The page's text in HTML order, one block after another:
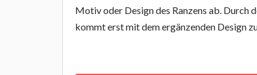
Motiv oder Design des Ranzens ab. Durch
kommt erst mit dem ergänzenden Design